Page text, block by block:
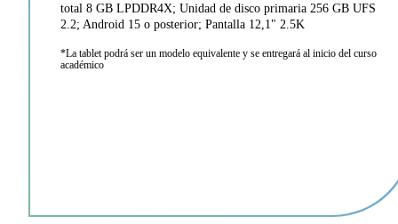
total 8 GB LPDDR4X; Unidad de disco primaria 256 GB UFS
2.2; Android 15 o posterior; Pantalla 12,1" 2.5K
*La tablet podrá ser un modelo equivalente y se entregará al inicio del curso
académico